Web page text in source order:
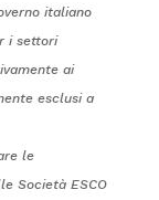
italiano
i settori
ai
esclusi a
le
Società ESCO